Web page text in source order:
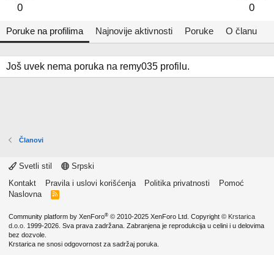
0 0
Poruke na profilima Najnovije aktivnosti Poruke O članu
Još uvek nema poruka na remy035 profilu.
Članovi
Svetli stil
Srpski
Kontakt
Pravila i uslovi korišćenja Politika privatnosti
Pomoć
Naslovna
R
Community platform by XenForo® © 2010-2025 XenForo Ltd. Copyright © Krstarica
d.o.o. 1999-2026. Sva prava zadržana. Zabranjena je reprodukcija u celini i u delovima
bez dozvole.
Krstarica ne snosi odgovornost za sadržaj poruka.